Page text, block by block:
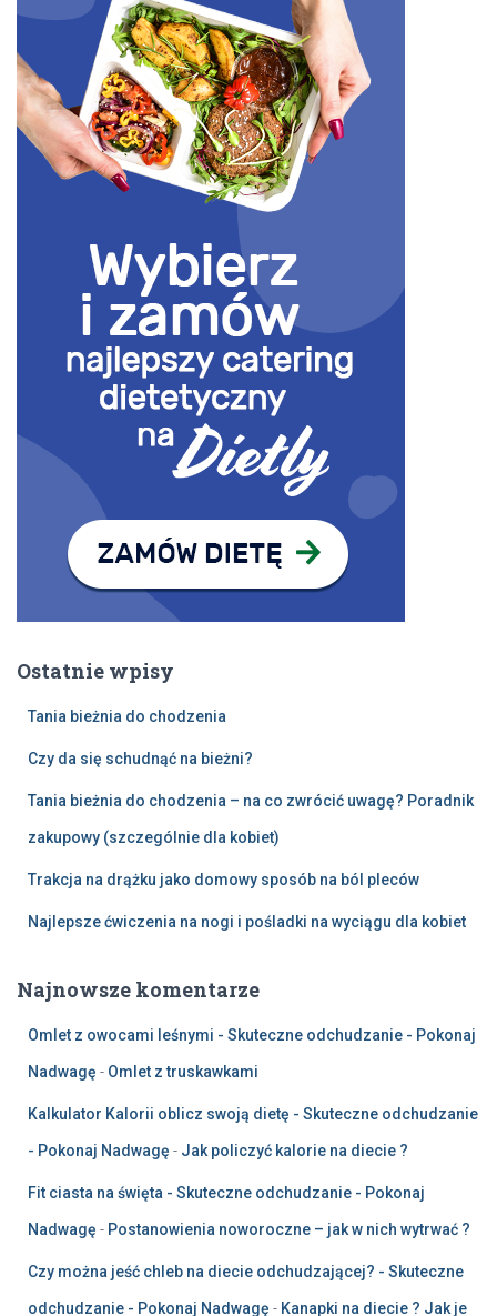
Ostatnie wpisy
Tania bieżnia do chodzenia
Czy da się schudnąć na bieżni?
Tania bieżnia do chodzenia – na co zwrócić uwagę? Poradnik
zakupowy (szczególnie dla kobiet)
Trakcja na drążku jako domowy sposób na ból pleców
Najlepsze ćwiczenia na nogi i pośladki na wyciągu dla kobiet
Najnowsze komentarze
Omlet z owocami leśnymi - Skuteczne odchudzanie - Pokonaj
Nadwagę - Omlet z truskawkami
Kalkulator Kalorii oblicz swoją dietę - Skuteczne odchudzanie
- Pokonaj Nadwagę - Jak policzyć kalorie na diecie ?
Fit ciasta na święta - Skuteczne odchudzanie - Pokonaj
Nadwagę - Postanowienia noworoczne – jak w nich wytrwać ?
Czy można jeść chleb na diecie odchudzającej? - Skuteczne
odchudzanie - Pokonaj Nadwagę - Kanapki na diecie ? Jak je